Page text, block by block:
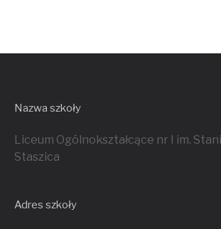
Nazwa szkoły
Liceum Ogólnokształcące nr I im.
Staszica
Adres szkoły